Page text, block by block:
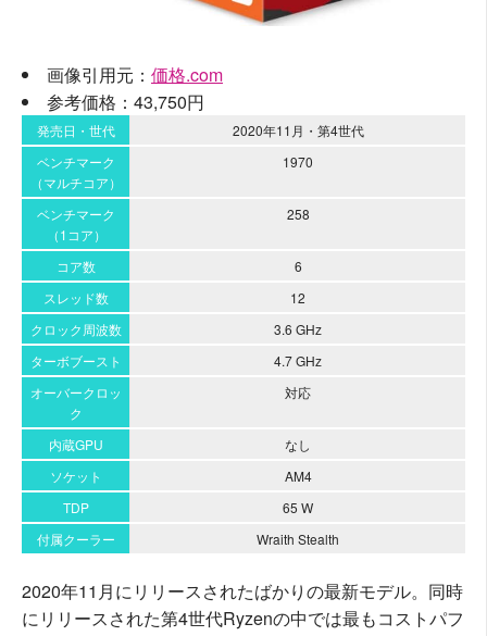
画像引用元： 価格.com
参考価格：43,750円
発売日・世代
2020年11月・第4世代
ベンチマーク
（マルチコア）
1970
ベンチマーク
（1コア）
258
コア数
6
スレッド数
12
クロック周波数
3.6 GHz
ターボブースト
4.7 GHz
オーバークロッ
ク
対応
内蔵GPU
なし
ソケット
AM4
TDP
65 W
付属クーラー
Wraith Stealth
2020年11月にリリースされたばかりの最新モデル。同時
にリリースされた第4世代Ryzenの中では最もコストパフ